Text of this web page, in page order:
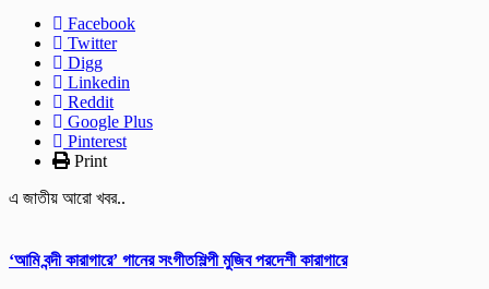
Facebook
Twitter
Digg
Linkedin
Reddit
Google Plus
Pinterest
Print
এ জাতীয় আরো খবর..
‘আমি বন্দী কারাগারে’ গানের সংগীতশিল্পী মুজিব পরদেশী কারাগারে